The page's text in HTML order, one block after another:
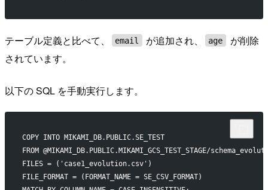
テーブル定義と比べて、 email が追加され、 age
が削除
されています。
以下の SQL を手動実行します。
COPY INTO MIKAMI_DB.PUBLIC.SE_TEST
FROM @MIKAMI_DB.PUBLIC.MIKAMI_GCS_TEST_STAGE/
FILES = ('case1_evolution.csv')
FILE_FORMAT = (FORMAT_NAME = SE_CSV_FORMAT)